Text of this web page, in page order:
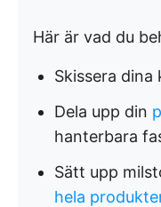
Här är vad du
Skissera
Dela upp din
hanterbara
Sätt upp
hela